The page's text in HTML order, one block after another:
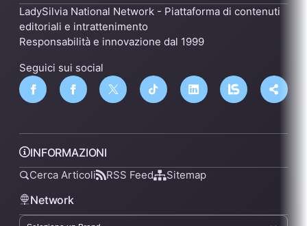
LadySilvia National Network - Piattaforma di contenuti
editoriali e intrattenimento
Responsabilità e innovazione dal 1999
Seguici sui social
INFORMAZIONI
Cerca Articoli RSS Feed Sitemap
Network